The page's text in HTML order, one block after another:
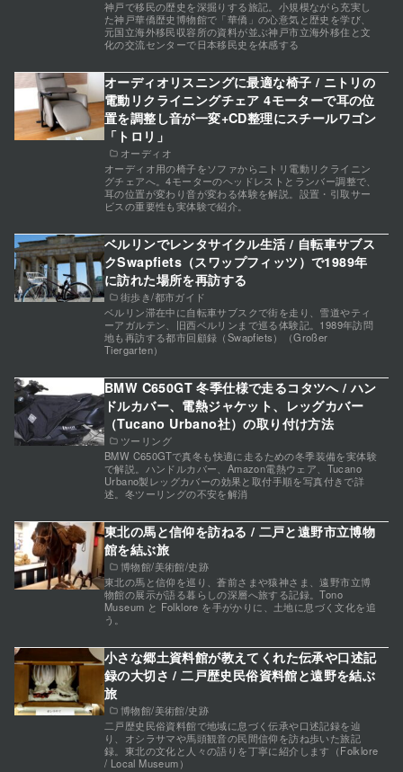
神戸で移民の歴史を深掘りする旅記。小規模ながら充実し
た神戸華僑歴史博物館で「華僑」の心意気と歴史を学び、
元国立海外移民収容所の資料が並ぶ神戸市立海外移住と文
化の交流センターで日本移民史を体感する
オーディオ
オーディオリスニングに最適な椅子 / ニトリの
電動リクライニングチェア 4モーターで耳の位
置を調整し音が一変+CD整理にスチールワゴン
「トロリ」
オーディオ用の椅子をソファからニトリ電動リクライニン
グチェアへ。4モーターのヘッドレストとランバー調整で、
耳の位置が変わり音が変わる体験を解説。設置・引取サー
ビスの重要性も実体験で紹介。
街歩き/都市ガイド
ベルリンでレンタサイクル生活 / 自転車サブス
クSwapfiets（スワップフィッツ）で1989年
に訪れた場所を再訪する
ベルリン滞在中に自転車サブスクで街を走り、雪道やティ
ーアガルテン、旧西ベルリンまで巡る体験記。1989年訪問
地も再訪する都市回顧録（Swapfiets）（Großer
Tiergarten）
ツーリング
BMW C650GT 冬季仕様で走るコタツへ / ハン
ドルカバー、電熱ジャケット、レッグカバー
（Tucano Urbano社）の取り付け方法
BMW C650GTで真冬も快適に走るための冬季装備を実体験
で解説。ハンドルカバー、Amazon電熱ウェア、Tucano
Urbano製レッグカバーの効果と取付手順を写真付きで詳
述。冬ツーリングの不安を解消
博物館/美術館/史跡
東北の馬と信仰を訪ねる / 二戸と遠野市立博物
館を結ぶ旅
東北の馬と信仰を巡り、蒼前さまや猿神さま、遠野市立博
物館の展示が語る暮らしの深層へ旅する記録。Tono
Museum と Folklore を手がかりに、土地に息づく文化を追
う。
博物館/美術館/史跡
小さな郷土資料館が教えてくれた伝承や口述記
録の大切さ / 二戸歴史民俗資料館と遠野を結ぶ
旅
二戸歴史民俗資料館で地域に息づく伝承や口述記録を辿
り、オシラサマや馬頭観音の民間信仰を訪ね歩いた旅記
録。東北の文化と人々の語りを丁寧に紹介します（Folklore
/ Local Museum）